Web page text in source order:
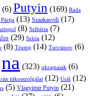
(6) Putyin (169) Rada
(13) Szaakasvili (17)
(8) Szibéria (7)
(29) Szíria (12)
(8) Trump (14) Turcsinov (6)
(323) ukrajnaiak (6)
titkosszolgálat (12) Urál (12)
(5) Vlagyimir Putyin (21)